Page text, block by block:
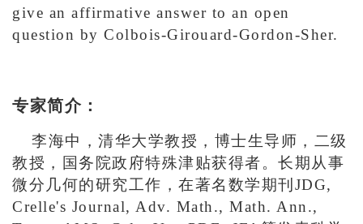
give an affirmative answer to an open
question by Colbois-Girouard-Gordon-Sher.
专家简介：
李海中，清华大学教授，博士生导师，二级
教授，国务院政府特殊津贴获得者。长期从事
微分几何的研究工作，在著名数学期刊JDG,
Crelle's Journal, Adv. Math., Math. Ann.,